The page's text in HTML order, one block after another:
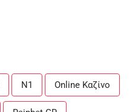
N1 Online Καζίνο